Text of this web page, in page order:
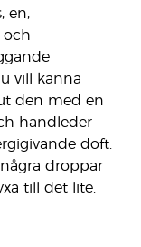
en,
och
vill känna
den med en
handleder
doft.
droppar
till det lite.